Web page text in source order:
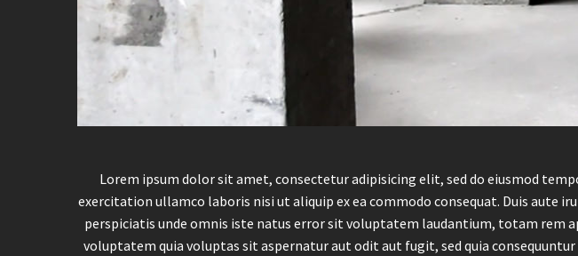
Lorem ipsum dolor sit amet, consectetur adipisicing elit, sed do eiusmod
exercitation ullamco laboris nisi ut aliquip ex ea commodo consequat. Duis
perspiciatis unde omnis iste natus error sit voluptatem laudantium, totam rem
voluptatem quia voluptas sit aspernatur aut odit aut fugit, sed quia